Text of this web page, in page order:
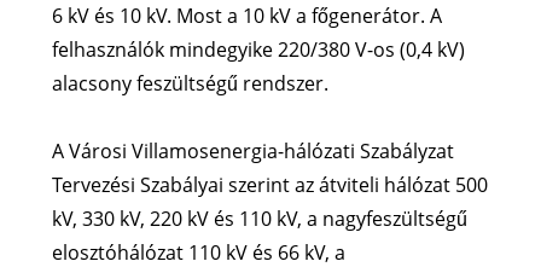
6 kV és 10 kV. Most a 10 kV a főgenerátor. A
felhasználók mindegyike 220/380 V-os (0,4 kV)
alacsony feszültségű rendszer.
A Városi Villamosenergia-hálózati Szabályzat
Tervezési Szabályai szerint az átviteli hálózat 500
kV, 330 kV, 220 kV és 110 kV, a nagyfeszültségű
elosztóhálózat 110 kV és 66 kV, a